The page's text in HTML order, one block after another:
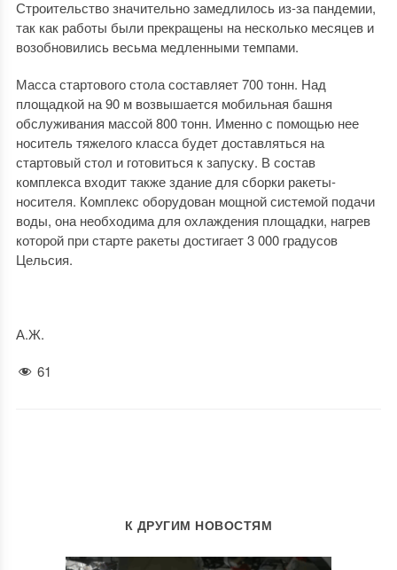
Строительство значительно замедлилось из-за пандемии,
так как работы были прекращены на несколько месяцев и
возобновились весьма медленными темпами.
Масса стартового стола составляет 700 тонн. Над
площадкой на 90 м возвышается мобильная башня
обслуживания массой 800 тонн. Именно с помощью нее
носитель тяжелого класса будет доставляться на
стартовый стол и готовиться к запуску. В состав
комплекса входит также здание для сборки ракеты-
носителя. Комплекс оборудован мощной системой подачи
воды, она необходима для охлаждения площадки, нагрев
которой при старте ракеты достигает 3 000 градусов
Цельсия.
А.Ж.
61
К ДРУГИМ НОВОСТЯМ